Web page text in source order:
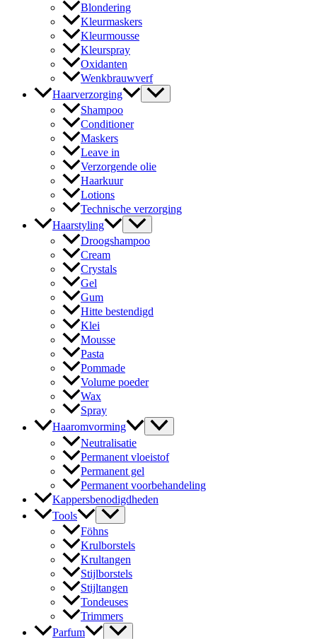
Blondering
Kleurmaskers
Kleurmousse
Kleurspray
Oxidanten
Wenkbrauwverf
Haarverzorging
Shampoo
Conditioner
Maskers
Leave in
Verzorgende olie
Haarkuur
Lotions
Technische verzorging
Haarstyling
Droogshampoo
Cream
Crystals
Gel
Gum
Hitte bestendigd
Klei
Mousse
Pasta
Pommade
Volume poeder
Wax
Spray
Haaromvorming
Neutralisatie
Permanent vloeistof
Permanent gel
Permanent voorbehandeling
Kappersbenodigdheden
Tools
Föhns
Krulborstels
Krultangen
Stijlborstels
Stijltangen
Tondeuses
Trimmers
Parfum